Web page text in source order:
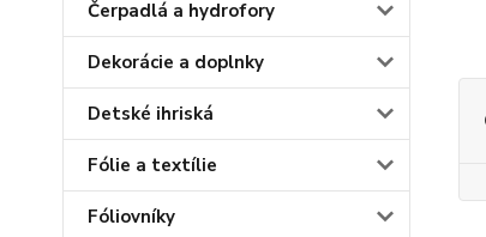
Čerpadlá a hydrofory
Dekorácie a doplnky
Detské ihriská
Fólie a textílie
Fóliovníky